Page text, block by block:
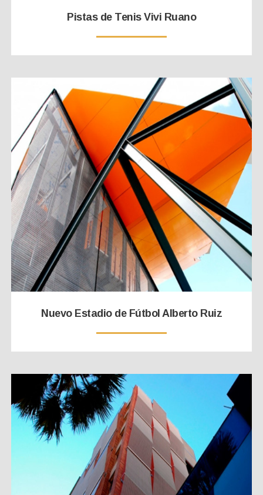
Pistas de Tenis Vivi Ruano
Nuevo Estadio de Fútbol Alberto Ruiz